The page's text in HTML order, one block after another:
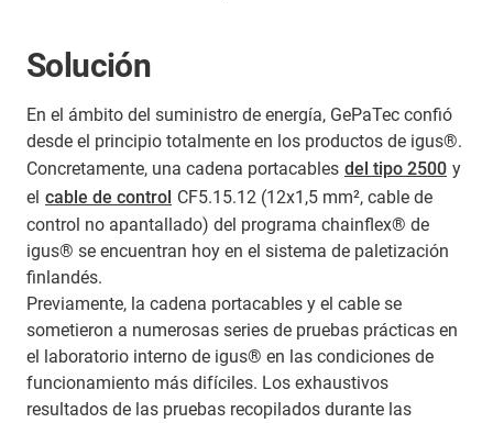
Solución
En el ámbito del suministro de energía, GePaTec confió
desde el principio totalmente en los productos de igus®.
Concretamente, una cadena portacables del tipo 2500 y
el cable de control CF5.15.12 (12x1,5 mm², cable de
control no apantallado) del programa chainflex® de
igus® se encuentran hoy en el sistema de paletización
finlandés.
Previamente, la cadena portacables y el cable se
sometieron a numerosas series de pruebas prácticas en
el laboratorio interno de igus® en las condiciones de
funcionamiento más difíciles. Los exhaustivos
resultados de las pruebas recopilados durante las